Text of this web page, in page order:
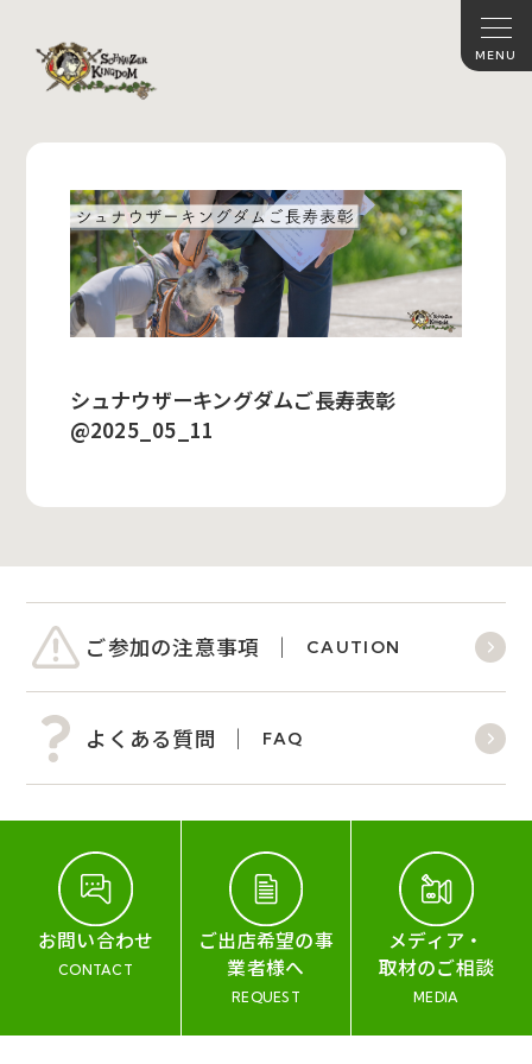
シュナウザーキングダムご長寿表彰
@2025_05_11
ご参加の注意事項 CAUTION
よくある質問 FAQ
お問い合わせ
CONTACT
ご出店希望の事
業者様へ
REQUEST
メディア・
取材のご相談
MEDIA